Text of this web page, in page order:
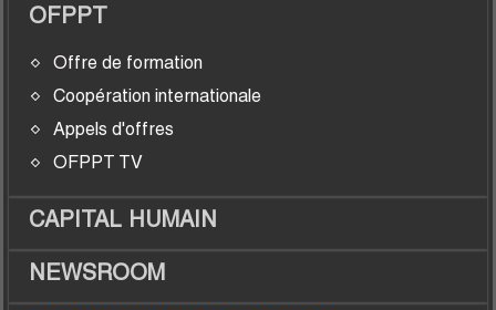
OFPPT
Offre de formation
Coopération internationale
Appels d'offres
OFPPT TV
CAPITAL HUMAIN
NEWSROOM